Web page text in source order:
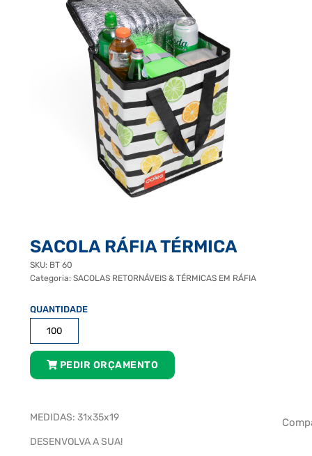
SACOLA RÁFIA TÉRMICA
SKU: BT 60
Categoria: SACOLAS RETORNÁVEIS & TÉRMICAS EM RÁFIA
RÁFIA
TÉRMICA
quantidadePEDIR ORÇAMENTO
MEDIDAS: 31x35x19
DESENVOLVA A SUA!